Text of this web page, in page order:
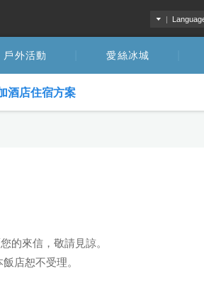
|
戶外活動 愛絲冰城
酒店住宿方案
的來信，敬請見諒。
店恕不受理。